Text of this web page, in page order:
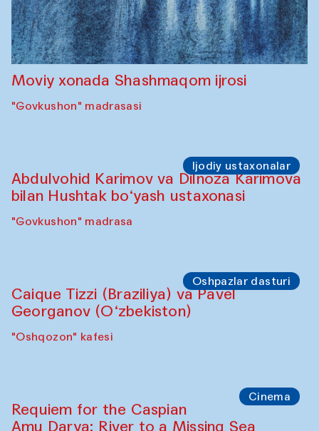
Moviy xonada Shashmaqom ijrosi
"Govkushon" madrasasi
Ijodiy ustaxonalar
Abdulvohid Karimov va Dilnoza Karimova
bilan Hushtak bo‘yash ustaxonasi
"Govkushon" madrasa
Oshpazlar dasturi
Caique Tizzi (Braziliya) va Pavel
Georganov (O‘zbekiston)
"Oshqozon" kafesi
Cinema
Requiem for the Caspian
Amu Darya: River to a Missing Sea